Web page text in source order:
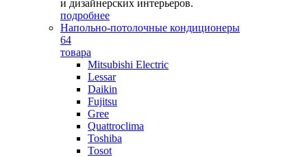
и дизайнерских интерьеров.
подробнее
Напольно-потолочные кондиционеры
64
товара
Mitsubishi Electric
Lessar
Daikin
Fujitsu
Gree
Quattroclima
Toshiba
Tosot